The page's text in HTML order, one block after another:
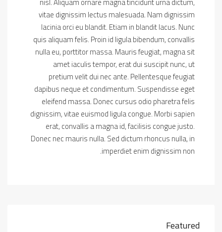
vitae dignissim lectus malesuada. Nam dignissim
lacinia orci eu blandit. Etiam in blandit lacus. Nunc
quis aliquam felis. Proin id ligula bibendum, convallis
nulla eu, porttitor massa. Mauris feugiat, magna sit
amet iaculis tempor, erat dui suscipit nunc, ut
pretium velit dui nec ante. Pellentesque feugiat
dapibus neque et condimentum. Suspendisse eget
eleifend massa. Donec cursus odio pharetra felis
dignissim, vitae euismod ligula congue. Morbi sapien
erat, convallis a magna id, facilisis congue justo.
Donec nec mauris nulla. Sed dictum rhoncus nulla, in
imperdiet enim dignissim non.
Featured